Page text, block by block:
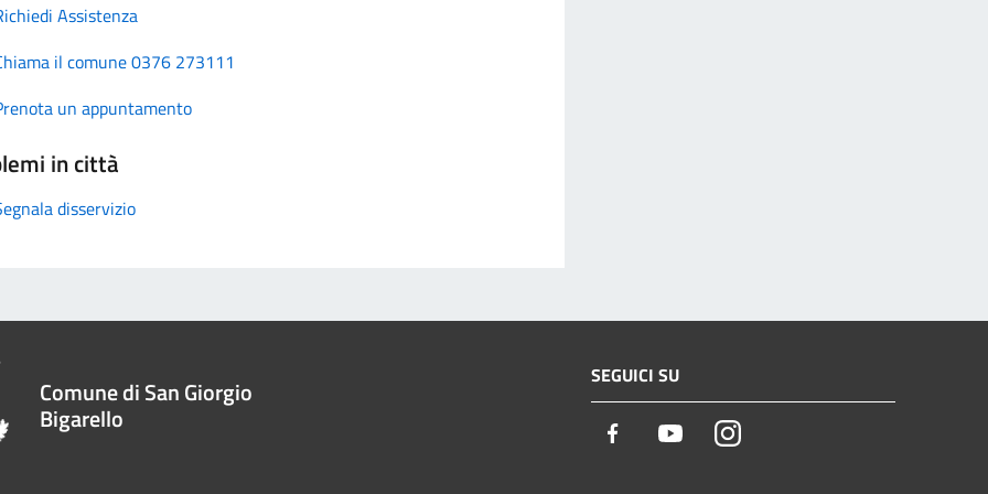
Assistenza
il comune 0376 273111
un appuntamento
in città
disservizio
Comune di San Giorgio
Bigarello
SEGUICI SU
Facebook YoutubeInstagram